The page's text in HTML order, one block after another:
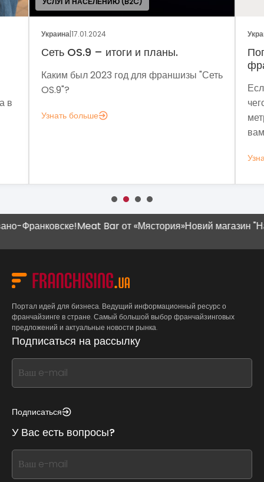
"Сеть
Украина
Поговорим о динамике рынка
Если задумались над вопросом «А для
метрик, которые помогут понять, зачем
Meat Bar от «Мястория»Новий магазин "Наш
Портал идей для бизнеса. Ведущий информационный ресурс о
франчайзинге в стране. Самый большой выбор франчайзинговых
предложений и актуальные новости рынка.
Подписаться на рассылку
If
you
this,
this
form
field
Подписаться
У Вас есть вопросы?
If
you